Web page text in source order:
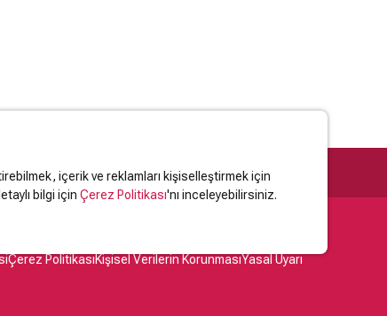
içerik ve reklamları kişiselleştirmek için
bilgi için Çerez Politikası'nı inceleyebilirsiniz.
Çerez PolitikasıKişisel Verilerin KorunmasıYasal Uyarı